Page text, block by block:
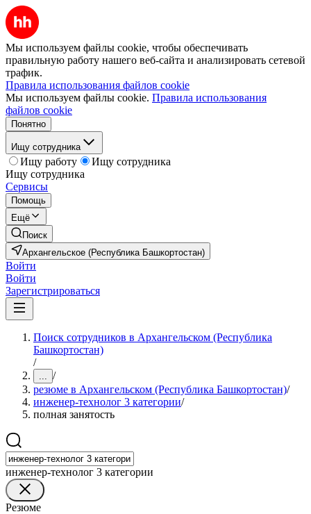
Мы используем файлы cookie, чтобы обеспечивать
правильную работу нашего веб-сайта и анализировать сетевой
трафик.
Правила использования файлов cookie
Мы используем файлы cookie. Правила использования
файлов cookie
Понятно
Ищу сотрудника
Ищу работу
Ищу сотрудника
Ищу сотрудника
Сервисы
Помощь
Ещё
Поиск
Архангельское (Республика Башкортостан)
Войти
Войти
Зарегистрироваться
Поиск сотрудников в Архангельском (Республика
Башкортостан)
/
... /
резюме в Архангельском (Республика Башкортостан)/
инженер-технолог 3 категории/
полная занятость
инженер-технолог 3 категории
Резюме